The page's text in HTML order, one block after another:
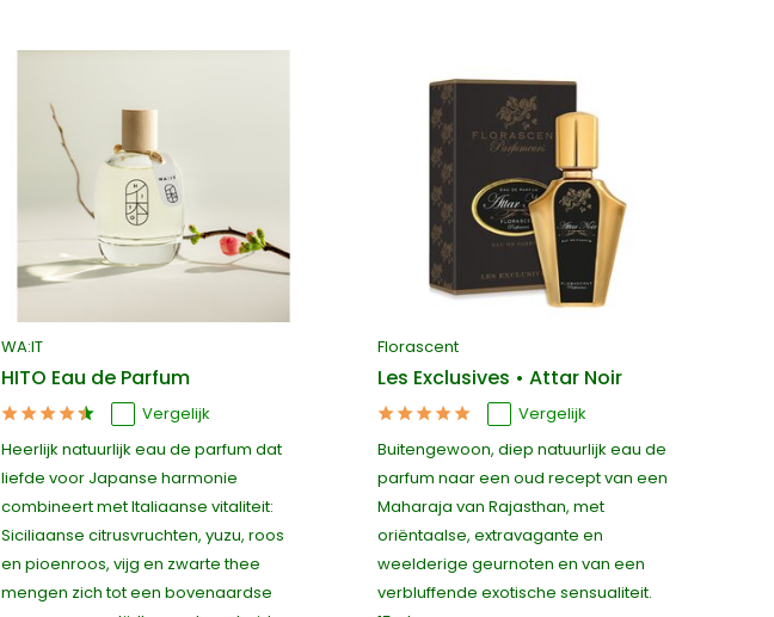
WA:IT
HITO Eau de Parfum
Vergelijk
Heerlijk natuurlijk eau de parfum dat
liefde voor Japanse harmonie
combineert met Italiaanse vitaliteit:
Siciliaanse citrusvruchten, yuzu, roos
en pioenroos, vijg en zwarte thee
mengen zich tot een bovenaardse
Florascent
Les Exclusives • Attar Noir
Vergelijk
Buitengewoon, diep natuurlijk eau de
parfum naar een oud recept van een
Maharaja van Rajasthan, met
oriëntaalse, extravagante en
weelderige geurnoten en van een
verbluffende exotische sensualiteit.